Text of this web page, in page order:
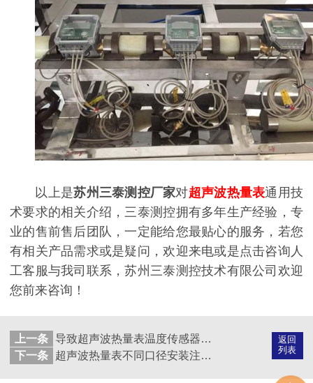
以上是苏州三泰测控厂家对超声波热量表通用技
术要求的相关介绍，三泰测控拥有多年生产经验，专
业的售前售后团队，一定能给您最贴心的服务，若您
有相关产品需求或是疑问，欢迎来电或是点击咨询人
工客服与我司联系，苏州三泰测控技术有限公司欢迎
您前来咨询！
返回
列表
上一条
导致超声波热量表温度传感器产生误差的因素有哪些？
下一条
超声波热量表不同口径安装注意事项你知道吗？